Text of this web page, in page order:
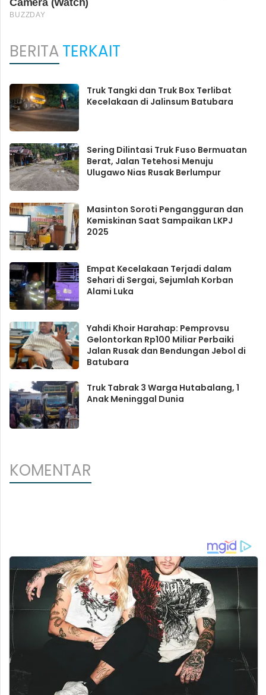
BERITATERKAIT
Truk Tangki dan Truk Box Terlibat
Kecelakaan di Jalinsum Batubara
Sering Dilintasi Truk Fuso Bermuatan
Berat, Jalan Tetehosi Menuju
Ulugawo Nias Rusak Berlumpur
Masinton Soroti Pengangguran dan
Kemiskinan Saat Sampaikan LKPJ
2025
Empat Kecelakaan Terjadi dalam
Sehari di Sergai, Sejumlah Korban
Alami Luka
Yahdi Khoir Harahap: Pemprovsu
Gelontorkan Rp100 Miliar Perbaiki
Jalan Rusak dan Bendungan Jebol di
Batubara
Truk Tabrak 3 Warga Hutabalang, 1
Anak Meninggal Dunia
KOMENTAR